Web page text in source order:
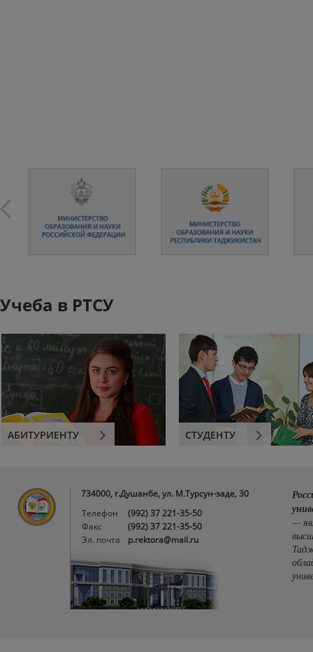
Учеба в РТСУ
АБИТУРИЕНТУ СТУДЕНТУ
734000, г.Душанбе, ул. М.Турсун-заде, 30
Телефон
(992) 37 221-35-50
Факс
(992) 37 221-35-50
Эл. почта
p.rektora@mail.ru
—